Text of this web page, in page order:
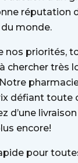
réputation
monde.
nos priorités,
chercher très
défiant toute
encore!
pour